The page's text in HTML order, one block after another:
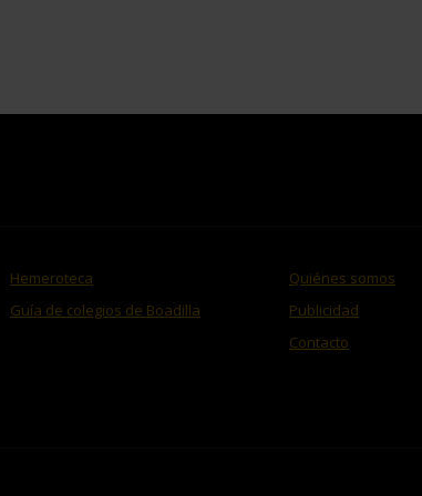
Hemeroteca
Guía de colegios de Boadilla
Quiénes somos
Publicidad
Contacto